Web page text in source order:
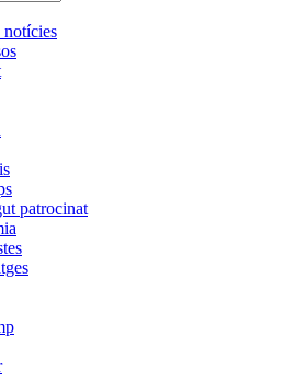
patrocinat